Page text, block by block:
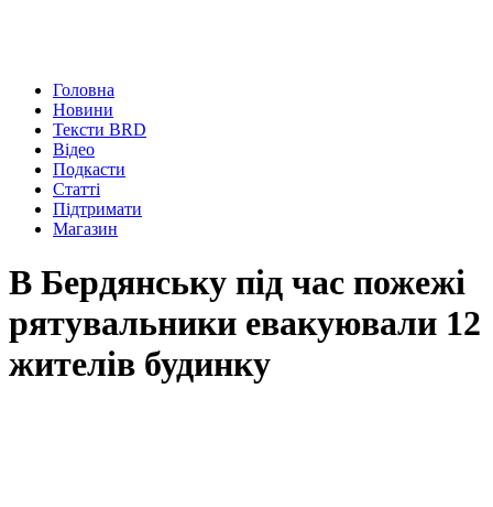
Головна
Новини
Тексти BRD
Відео
Подкасти
Статті
Підтримати
Магазин
В Бердянську під час пожежі
рятувальники евакуювали 12
жителів будинку